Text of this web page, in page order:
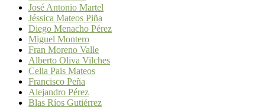
José Antonio Martel
Jéssica Mateos Piña
Diego Menacho Pérez
Miguel Montero
Fran Moreno Valle
Alberto Oliva Vilches
Celia Pais Mateos
Francisco Peña
Alejandro Pérez
Blas Ríos Gutiérrez